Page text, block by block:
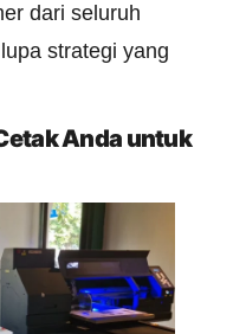
dari seluruh
strategi yang
Anda untuk